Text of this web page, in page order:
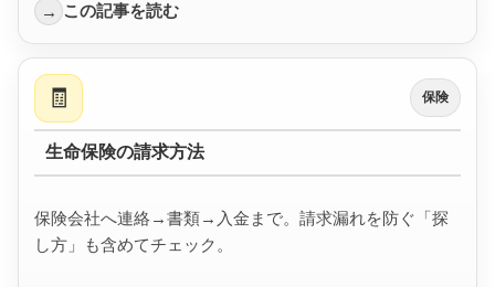
→ この記事を読む
🧾 保険
生命保険の請求方法
保険会社へ連絡→書類→入金まで。請求漏れを防ぐ「探
し方」も含めてチェック。